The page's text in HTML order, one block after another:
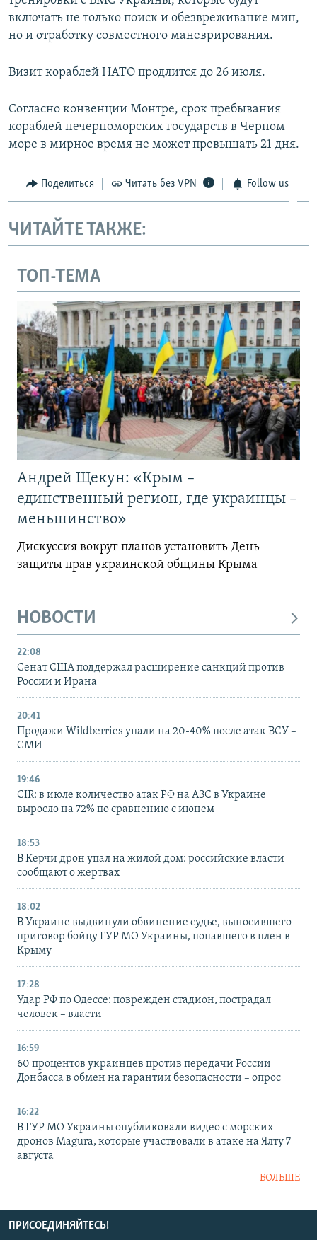
включать не только поиск и обезвреживание мин,
но и отработку совместного маневрирования.
Визит кораблей НАТО продлится до 26 июля.
Согласно конвенции Монтре, срок пребывания
кораблей нечерноморских государств в Черном
море в мирное время не может превышать 21 дня.
Поделиться Читать без VPN Follow us
ЧИТАЙТЕ ТАКЖЕ:
ТОП-ТЕМА
Андрей Щекун: «Крым –
единственный регион, где украинцы –
меньшинство»
Дискуссия вокруг планов установить День
защиты прав украинской общины Крыма
НОВОСТИ
22:08
Сенат США поддержал расширение санкций против
России и Ирана
20:41
Продажи Wildberries упали на 20-40% после атак ВСУ –
СМИ
19:46
CIR: в июле количество атак РФ на АЗС в Украине
выросло на 72% по сравнению с июнем
18:53
В Керчи дрон упал на жилой дом: российские власти
сообщают о жертвах
18:02
В Украине выдвинули обвинение судье, выносившего
приговор бойцу ГУР МО Украины, попавшего в плен в
Крыму
17:28
Удар РФ по Одессе: поврежден стадион, пострадал
человек – власти
16:59
60 процентов украинцев против передачи России
Донбасса в обмен на гарантии безопасности – опрос
16:22
В ГУР МО Украины опубликовали видео с морских
дронов Magura, которые участвовали в атаке на Ялту 7
августа
БОЛЬШЕ
ПРИСОЕДИНЯЙТЕСЬ!